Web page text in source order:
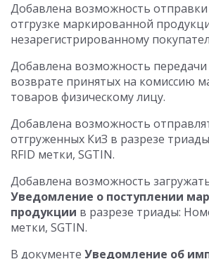
Добавлена возможность
отгрузке маркированной
незарегистрированному
Добавлена возможность передачи
возврате принятых на комиссию
товаров физическому лицу.
Добавлена возможность
отгруженных КиЗ в разрезе
RFID метки, SGTIN.
Добавлена возможность
Уведомление о поступлении
продукции в разрезе триады:
метки, SGTIN.
В документе Уведомление об